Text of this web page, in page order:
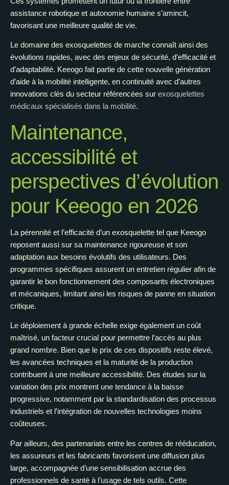
assistance robotique et autonomie humaine s’amincit,
favorisant une meilleure qualité de vie.
Le domaine des exosquelettes de marche connaît ainsi des
évolutions rapides, avec des enjeux de sécurité, d’efficacité et
d’adaptabilité. Keeogo fait partie de cette nouvelle génération
d’aide à la mobilité intelligente, en continuité avec d’autres
innovations clés du secteur référencées sur exosquelettes
médicaux spécialisés dans la mobilité.
Maintenance,
accessibilité et
perspectives d’évolution
pour Keeogo en 2026
La pérennité et l’efficacité d’un exosquelette tel que Keeogo
reposent aussi sur sa maintenance rigoureuse et son
adaptation aux besoins évolutifs des utilisateurs. Des
programmes spécifiques assurent un entretien régulier afin de
garantir le bon fonctionnement des composants électroniques
et mécaniques, limitant ainsi les risques de panne en situation
critique.
Le déploiement à grande échelle exige également un coût
maîtrisé, un facteur crucial pour permettre l’accès au plus
grand nombre. Bien que le prix de ces dispositifs reste élevé,
les avancées techniques et la maturité de la production
contribuent à une meilleure accessibilité. Des études sur la
variation des prix montrent une tendance à la baisse
progressive, notamment par la standardisation des processus
industriels et l’intégration de nouvelles technologies moins
coûteuses.
Par ailleurs, des partenariats entre les centres de rééducation,
les assureurs et les fabricants favorisent une diffusion plus
large, accompagnée d’une sensibilisation accrue des
professionnels de santé à l’usage de tels outils. Cette